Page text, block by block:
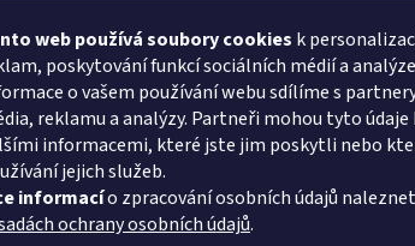
web používá soubory cookies k
poskytování funkcí sociálních médií a
o vašem používání webu sdílíme s
reklamu a analýzy. Partneři mohou tyto
informacemi, které jste jim poskytli nebo
jejich služeb.
informacío zpracování osobních údajů
ochrany osobních údajů.
A29BE a A39BE –
kompresory ABAC
31.7.2025